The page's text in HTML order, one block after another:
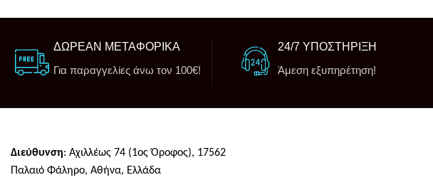
ΔΩΡΕΑΝ ΜΕΤΑΦΟΡΙΚΑ
Για παραγγελίες άνω τον 100€!
24/7 ΥΠΟΣΤΗΡΙΞΗ
Άμεση εξυπηρέτηση!
Διεύθυνση: Αχιλλέως 74 (1ος Όροφος), 17562
Παλαιό Φάληρο, Αθήνα, Ελλάδα